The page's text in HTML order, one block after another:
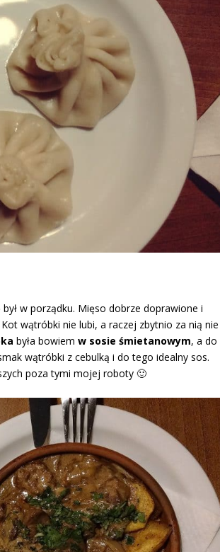
był w porządku. Mięso dobrze doprawione i
wątróbki nie lubi, a raczej zbytnio za nią nie
była bowiemw sosie śmietanowym, a do
wątróbki z cebulką i do tego idealny sos.
poza tymi mojej roboty 🙂